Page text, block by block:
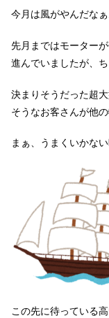
今月は風がやんだなぁ
先月まではモーター
進んでいましたが、
決まりそうだった超
そうなお客さんが他の
まぁ、うまくいかな
この先に待っている